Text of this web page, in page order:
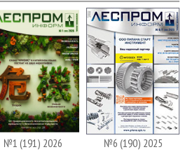
№1 (191) 2026 №6 (190) 2025